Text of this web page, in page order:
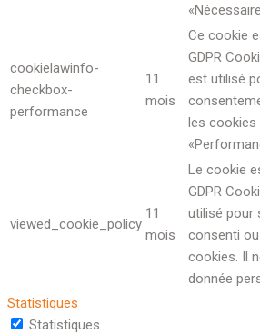
cookielawinfo-
checkbox-
performance
11
mois
Ce cookie
GDPR
est utilisé
les cookies
viewed_cookie_policy
11
mois
Le cookie
GDPR
utilisé pour
consenti
cookies. Il
donnée
Statistiques
Statistiques